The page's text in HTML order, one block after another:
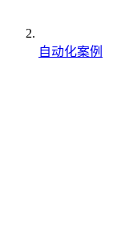
自动化案例